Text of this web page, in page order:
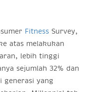
Fitness Survey,
atas melakukan
lebih tinggi
sejumlah 32% dan
generasi yang